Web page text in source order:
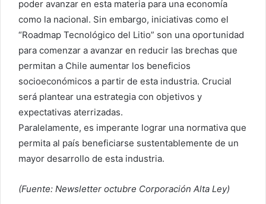
poder avanzar en esta materia para una economía
como la nacional. Sin embargo, iniciativas como el
“Roadmap Tecnológico del Litio” son una oportunidad
para comenzar a avanzar en reducir las brechas que
permitan a Chile aumentar los beneficios
socioeconómicos a partir de esta industria. Crucial
será plantear una estrategia con objetivos y
expectativas aterrizadas.
Paralelamente, es imperante lograr una normativa que
permita al país beneficiarse sustentablemente de un
mayor desarrollo de esta industria.
(Fuente: Newsletter octubre Corporación Alta Ley)